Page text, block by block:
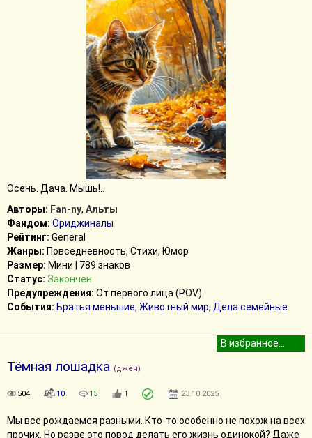
Осень. Дача. Мышь!..
Авторы: Fan-ny, Альты
Фандом: Ориджиналы
Рейтинг: General
Жанры: Повседневность, Стихи, Юмор
Размер: Мини | 789 знаков
Статус: Закончен
Предупреждения: От первого лица (POV)
События: Братья меньшие, Животный мир, Дела семейные
Тёмная лошадка (джен)
504 10 15 1 23.10.2025
Мы все рождаемся разными. Кто-то особенно не похож на всех
прочих. Но разве это повод делать его жизнь одинокой? Даже